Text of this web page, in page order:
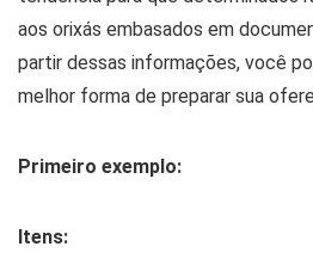
aos orixás embasados em
partir dessas informações, você
melhor forma de preparar sua
Primeiro exemplo:
Itens: